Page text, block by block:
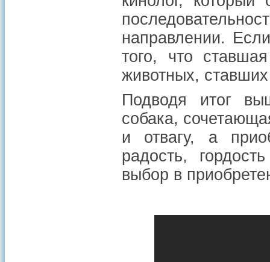
направлении.
того, что
животных,
Подводя итог
собака,
и отвагу, а
радость,
выбор в